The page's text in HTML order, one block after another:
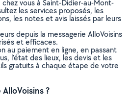
vous à Saint-Didier-au-Mont-
les services proposés, les
les notes et avis laissés par leurs
depuis la messagerie AlloVoisins
et efficaces.
au paiement en ligne, en passant
l’état des lieux, les devis et les
gratuits à chaque étape de votre
?